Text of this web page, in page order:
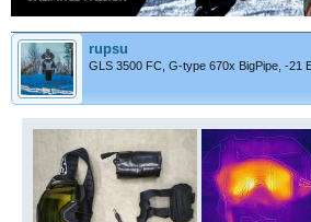
rupsu
GLS 3500 FC, G-type 670x BigPipe, -21